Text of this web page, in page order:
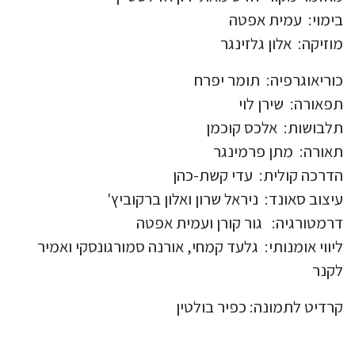
בימוי: עמית אפטה
מוזיקה: אלון גלזינגר
כוריאוגרפיה: תומר יפרח
תפאורה: שירן לוי
תלבושות: אלכס קוכמן
תאורה: מתן פרמינגר
הדרכה קולית: עדי קשת-כהן
עיצוב סאונד: ניראל שרון ואלון ברקוביץ'
דרמטורגיה: גור קורן ועמית אפטה
ליווי אומנותי: גלעד קמחי, אורנה סמורגונסקי ואמיר
לקנר
קרדיט לתמונה: כפיר בולטין